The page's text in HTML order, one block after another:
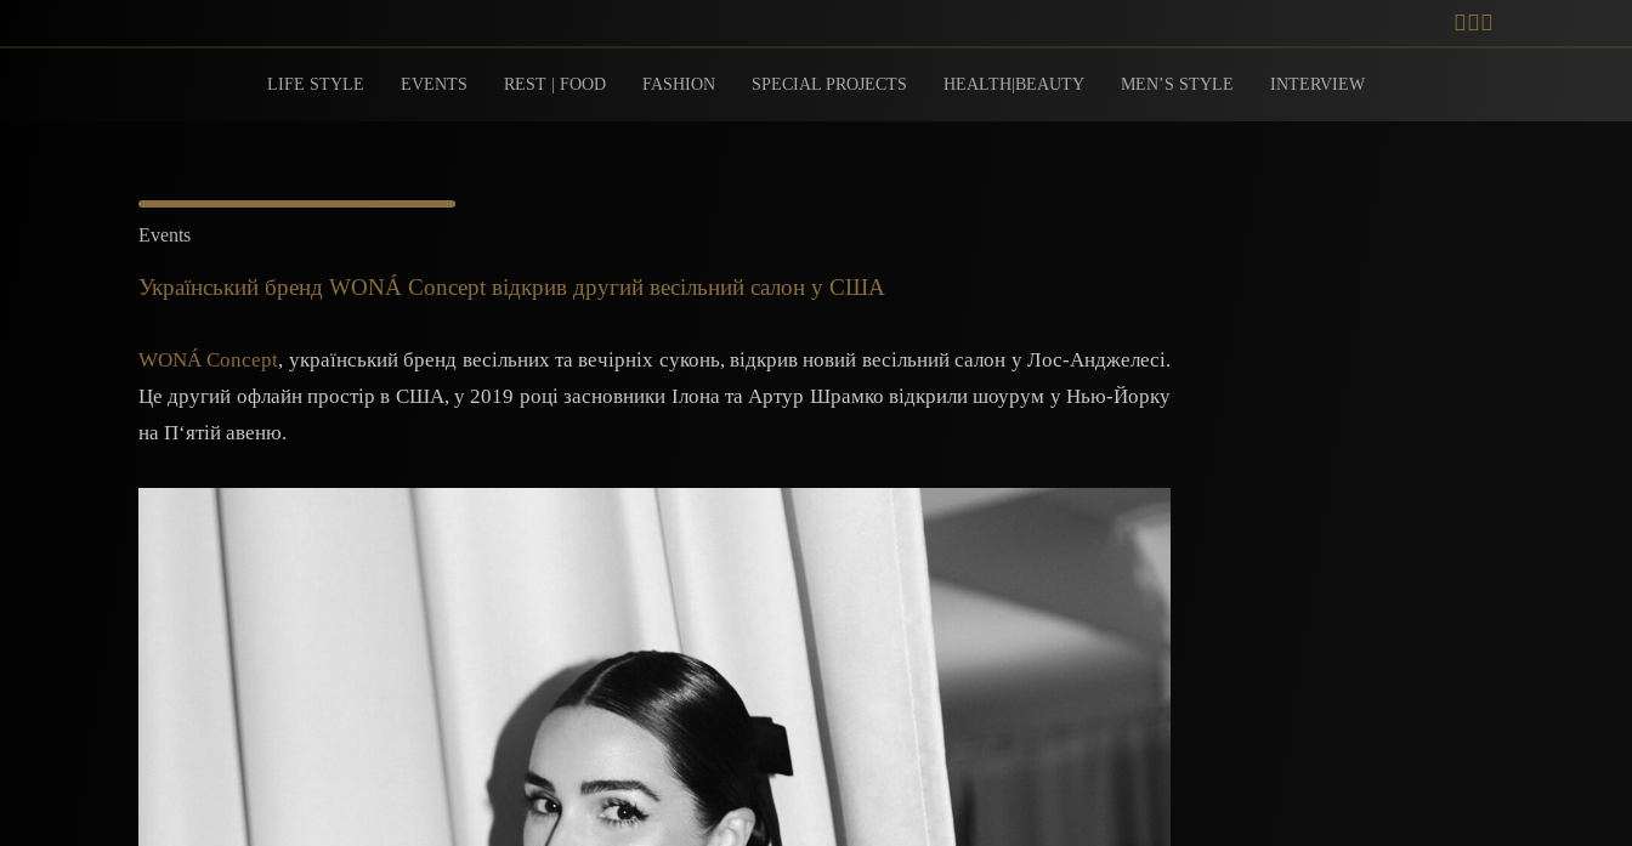
LIFE STYLE EVENTS REST | FOOD FASHION SPECIAL PROJECTS HEALTH|BEAUTY MEN’S STYLE INTERVIEW
Events
Український бренд WONÁ Concept відкрив другий весільний салон у США
WONÁ Concept, український бренд весільних та вечірніх суконь, відкрив новий весільний салон у Лос-Анджелесі.
Це другий офлайн простір в США, у 2019 році засновники Ілона та Артур Шрамко відкрили шоурум у Нью-Йорку
на П‘ятій авеню.